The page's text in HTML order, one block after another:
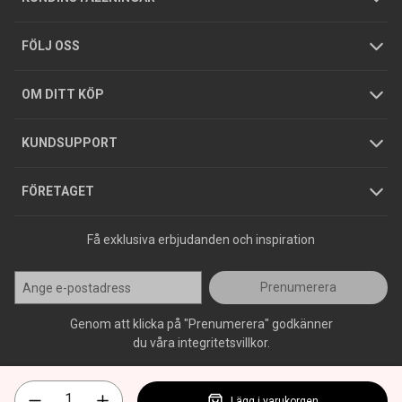
FÖLJ OSS
OM DITT KÖP
Integritetspolicy
GDPR
KUNDSUPPORT
Foldrar och kataloger
Köpguider
Varumärken
FÖRETAGET
Tjänster
Hållbarhet
Jobba hos oss
Press
Få exklusiva erbjudanden och inspiration
Prenumerera
Genom att klicka på "Prenumerera" godkänner
du våra integritetsvillkor.